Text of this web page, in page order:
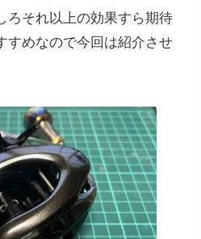
ろそれ以上の効果すら期待
すめなので今回は紹介させ